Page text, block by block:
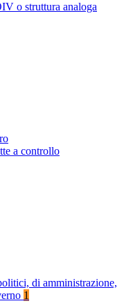
o struttura analoga
a controllo
di amministrazione,
1